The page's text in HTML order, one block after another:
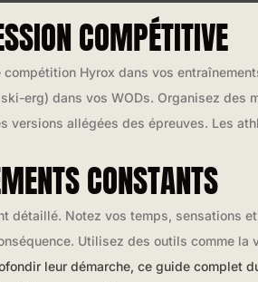
COMPÉTITIVE
Hyrox dans vos
erg) dans vos WODs. Organisez des
versions allégées des épreuves. Les
CONSTANTS
détaillé. Notez vos temps,
Utilisez des outils comme
leur démarche, ce guide complet